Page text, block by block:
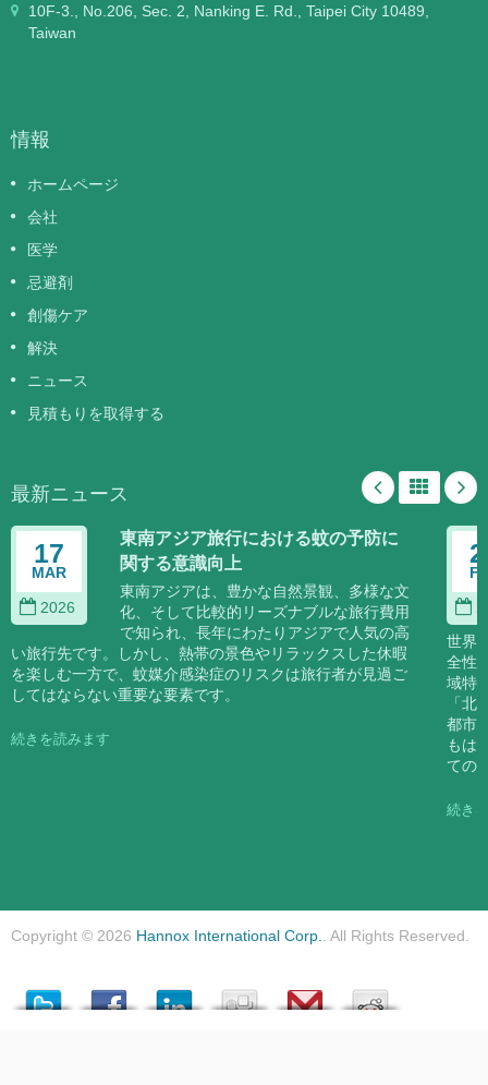
10F-3., No.206, Sec. 2, Nanking E. Rd., Taipei City 10489,
Taiwan
情報
ホームページ
会社
医学
忌避剤
創傷ケア
解決
ニュース
見積もりを取得する
最新ニュース
17
MAR
2026
東南アジア旅行における蚊の予防に
関する意識向上
東南アジアは、豊かな自然景観、多様な文
化、そして比較的リーズナブルな旅行費用
で知られ、長年にわたりアジアで人気の高
い旅行先です。しかし、熱帯の景色やリラックスした休暇
を楽しむ一方で、蚊媒介感染症のリスクは旅行者が見過ご
してはならない重要な要素です。
続きを読みます
世界
全性
域特
「北
都市
もは
ての
続き
Copyright © 2026 Hannox International Corp. . All Rights Reserved.